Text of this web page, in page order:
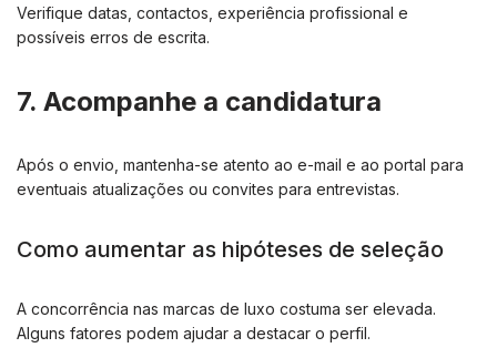
Verifique datas, contactos, experiência profissional e
possíveis erros de escrita.
7. Acompanhe a candidatura
Após o envio, mantenha-se atento ao e-mail e ao portal para
eventuais atualizações ou convites para entrevistas.
Como aumentar as hipóteses de seleção
A concorrência nas marcas de luxo costuma ser elevada.
Alguns fatores podem ajudar a destacar o perfil.